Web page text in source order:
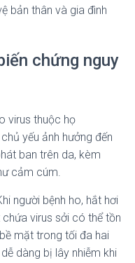
bản thân và gia đình
chứng nguy
virus thuộc họ
yếu ảnh hưởng đến
ban trên da, kèm
cảm cúm.
người bệnh ho, hắt hơi
virus sởi có thể tồn
mặt trong tối đa hai
dàng bị lây nhiễm khi